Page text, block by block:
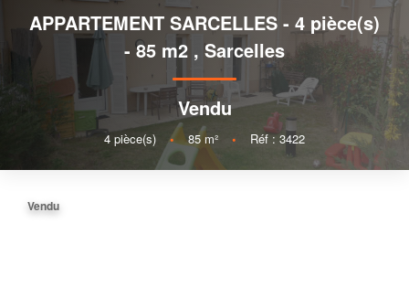
APPARTEMENT SARCELLES - 4 pièce(s)
- 85 m2 , Sarcelles
Vendu
4 pièce(s) • 85m² • Réf : 3422
Vendu